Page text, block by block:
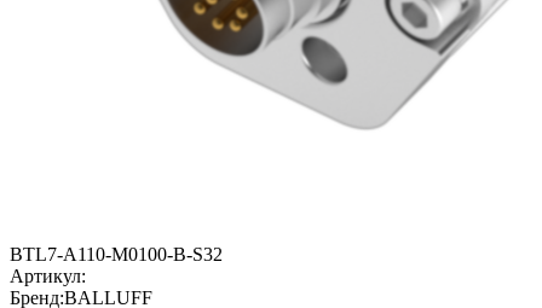
BTL7-A110-M0100-B-S32
Артикул:
Бренд:BALLUFF